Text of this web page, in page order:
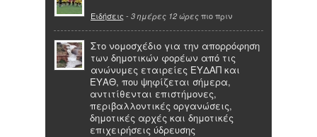
Ειδήσεις - 3 ημέρες 12 ώρες πιο πριν
Στο νομοσχέδιο για την απορρόφηση
των δημοτικών φορέων από τις
ανώνυμες εταιρείες ΕΥΔΑΠ και
ΕΥΑΘ, που ψηφίζεται σήμερα,
αντιτίθενται επιστήμονες,
περιβαλλοντικές οργανώσεις,
δημοτικές αρχές και δημοτικές
επιχειρήσεις ύδρευσης